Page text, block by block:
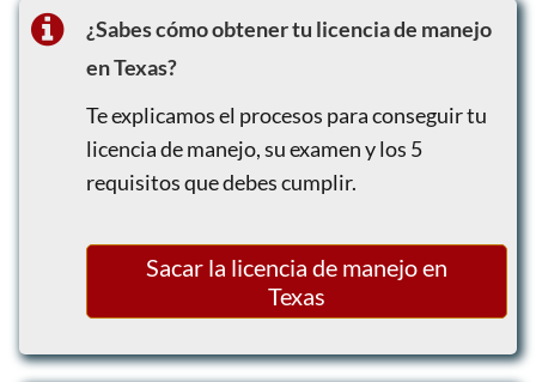
¿Sabes cómo obtener tu licencia de manejo
en Texas?
Te explicamos el procesos para conseguir tu
licencia de manejo, su examen y los 5
requisitos que debes cumplir.
Sacar la licencia de manejo en
Texas